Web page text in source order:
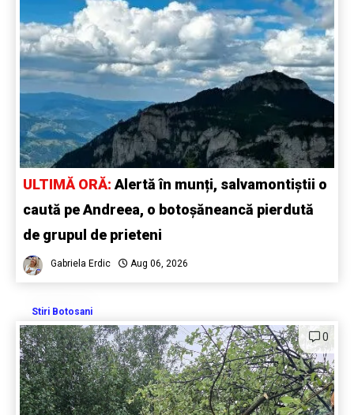
ULTIMĂ ORĂ: Alertă în munți, salvamontiștii o
caută pe Andreea, o botoșăneancă pierdută
de grupul de prieteni
Gabriela Erdic Aug 06, 2026
Stiri Botosani
0